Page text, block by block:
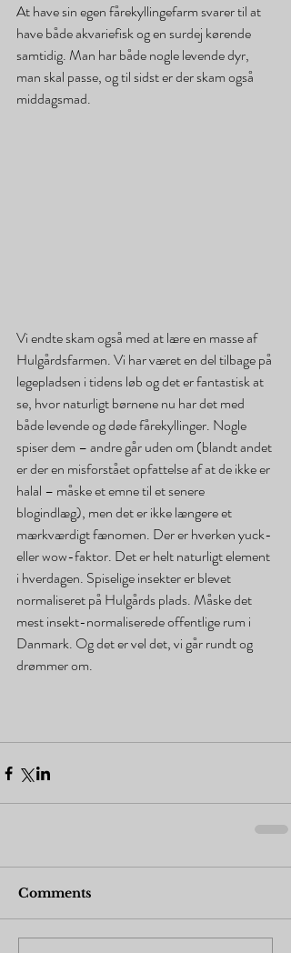
At have sin egen fårekyllingefarm svarer til at
have både akvariefisk og en surdej kørende
samtidig. Man har både nogle levende dyr,
man skal passe, og til sidst er der skam også
middagsmad.
Vi endte skam også med at lære en masse af
Hulgårdsfarmen. Vi har været en del tilbage på
legepladsen i tidens løb og det er fantastisk at
se, hvor naturligt børnene nu har det med
både levende og døde fårekyllinger. Nogle
spiser dem – andre går uden om (blandt andet
er der en misforstået opfattelse af at de ikke er
halal – måske et emne til et senere
blogindlæg), men det er ikke længere et
mærkværdigt fænomen. Der er hverken yuck-
eller wow-faktor. Det er helt naturligt element
i hverdagen. Spiselige insekter er blevet
normaliseret på Hulgårds plads. Måske det
mest insekt-normaliserede offentlige rum i
Danmark. Og det er vel det, vi går rundt og
drømmer om.
Comments